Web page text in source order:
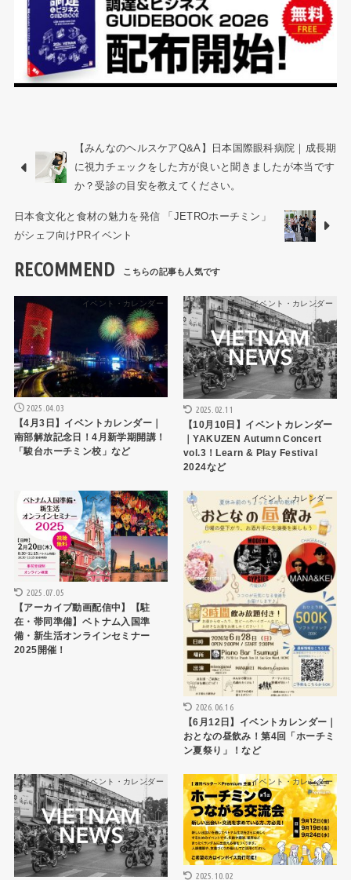
【みんなのヘルスケアQ&A】日本国際眼科病院｜成長期
に視力チェックをした方が良いと聞きましたが本当です
か？受診の目安を教えてください。
日本食文化と食材の魅力を発信 「JETROホーチミン」
がシェフ向けPRイベント
RECOMMEND
イベント・カレンダー
2025.04.03
【4月3日】イベントカレンダー｜
南部解放記念日！4月新学期開講！
「駿台ホーチミン校」など
イベント・カレンダー
2025.02.11
【10月10日】イベントカレンダー
｜YAKUZEN Autumn Concert
vol.3！Learn & Play Festival
2024など
イベント・カレンダー
2025.07.05
【アーカイブ動画配信中】【駐
在・帯同準備】ベトナム入国準
備・新生活オンラインセミナー
2025開催！
イベント・カレンダー
2026.06.16
【6月12日】イベントカレンダー｜
おとなの昼飲み！第4回「ホーチミ
ン夏祭り」！など
イベント・カレンダー イベント・カレンダー
2025.10.02